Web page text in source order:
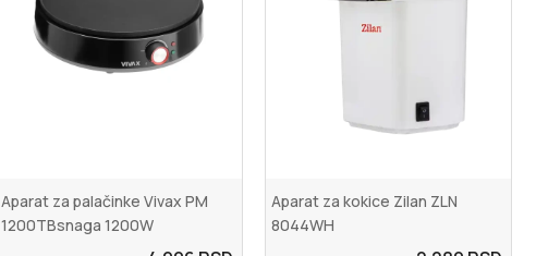
Aparat za palačinke Vivax PM
1200TBsnaga 1200W
Aparat za kokice Zilan ZLN
8044WH